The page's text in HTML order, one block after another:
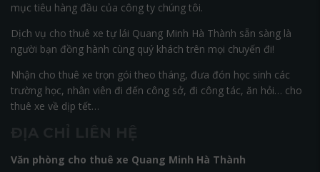
mục tiêu hàng đầu của công ty chúng tôi.
Dịch vụ cho thuê xe tự lái Quang Minh Hà Thành sẵn sàng là
người bạn đồng hành cùng quý khách trên mọi chuyến đi!
Nhận cho thuê xe trọn gói theo tháng, đưa đón học sinh các
trường học, nhân viên đi đến công sở, đi công tác, ăn hỏi… cho
thuê xe về dịp tết…
Văn phòng cho thuê xe Quang Minh Hà Thành